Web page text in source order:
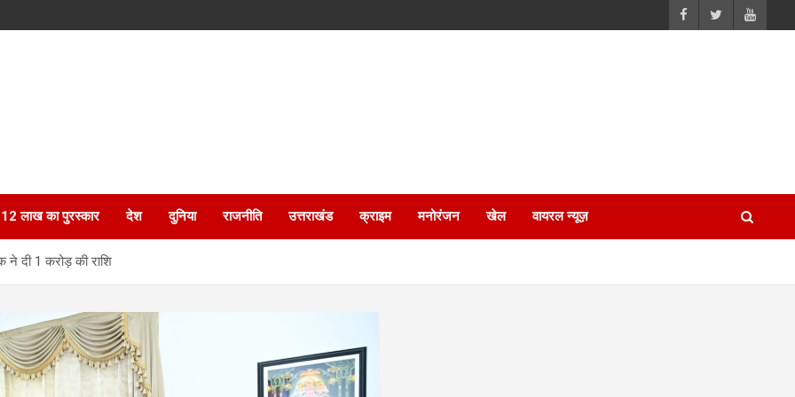
12 लाख का पुरस्कार देश दुनिया राजनीति उत्तराखंड क्राइम मनोरंजन खेल वायरल न्यूज़
ने दी 1 करोड़ की राशि